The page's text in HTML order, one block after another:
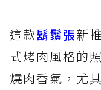
這款鬍鬚張新
式烤肉風格的
燒肉香氣，尤